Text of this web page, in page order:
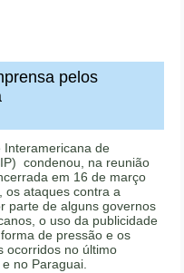
pelos
Interamericana de
condenou, na reunião
em 16 de março
os ataques contra a
parte de alguns governos
o uso da publicidade
de pressão e os
ocorridos no último
no Paraguai.